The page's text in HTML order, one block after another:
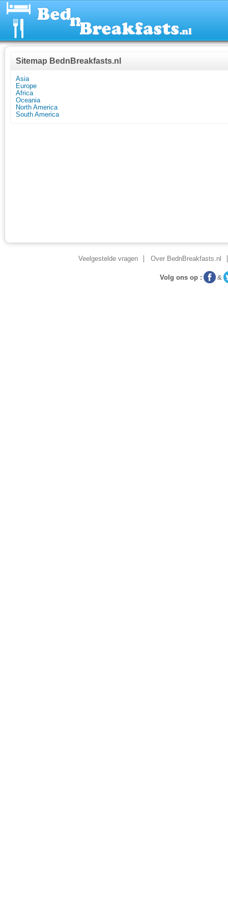
Sitemap BednBreakfasts.nl
Asia
Europe
Africa
Oceania
North America
South America
Veelgestelde vragen Over BednBreakfasts.nl
Volg ons op : &